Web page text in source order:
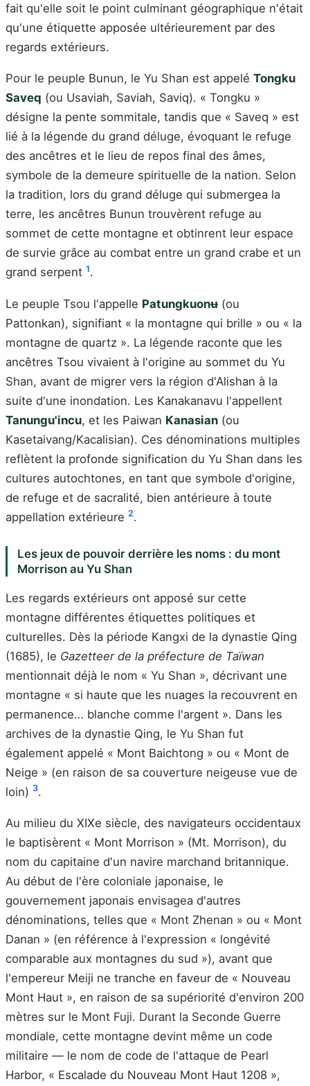
fait qu'elle soit le point culminant géographique n'était
qu'une étiquette apposée ultérieurement par des
regards extérieurs.
Pour le peuple Bunun, le Yu Shan est appelé Tongku
Saveq (ou Usaviah, Saviah, Saviq). « Tongku »
désigne la pente sommitale, tandis que « Saveq » est
lié à la légende du grand déluge, évoquant le refuge
des ancêtres et le lieu de repos final des âmes,
symbole de la demeure spirituelle de la nation. Selon
la tradition, lors du grand déluge qui submergea la
terre, les ancêtres Bunun trouvèrent refuge au
sommet de cette montagne et obtinrent leur espace
de survie grâce au combat entre un grand crabe et un
grand serpent 1.
Le peuple Tsou l'appelle Patungkuonʉ(ou
Pattonkan), signifiant « la montagne qui brille » ou « la
montagne de quartz ». La légende raconte que les
ancêtres Tsou vivaient à l'origine au sommet du Yu
Shan, avant de migrer vers la région d'Alishan à la
suite d'une inondation. Les Kanakanavu l'appellent
Tanungu'incu, et les Paiwan Kanasian (ou
Kasetaivang/Kacalisian). Ces dénominations multiples
reflètent la profonde signification du Yu Shan dans les
cultures autochtones, en tant que symbole d'origine,
de refuge et de sacralité, bien antérieure à toute
appellation extérieure 2.
Les jeux de pouvoir derrière les noms : du mont
Morrison au Yu Shan
Les regards extérieurs ont apposé sur cette
montagne différentes étiquettes politiques et
culturelles. Dès la période Kangxi de la dynastie Qing
(1685), le Gazetteer de la préfecture de Taïwan
mentionnait déjà le nom « Yu Shan », décrivant une
montagne « si haute que les nuages la recouvrent en
permanence… blanche comme l'argent ». Dans les
archives de la dynastie Qing, le Yu Shan fut
également appelé « Mont Baichtong » ou « Mont de
Neige » (en raison de sa couverture neigeuse vue de
loin) 3.
Au milieu du XIXe siècle, des navigateurs occidentaux
le baptisèrent « Mont Morrison » (Mt. Morrison), du
nom du capitaine d'un navire marchand britannique.
Au début de l'ère coloniale japonaise, le
gouvernement japonais envisagea d'autres
dénominations, telles que « Mont Zhenan » ou « Mont
Danan » (en référence à l'expression « longévité
comparable aux montagnes du sud »), avant que
l'empereur Meiji ne tranche en faveur de « Nouveau
Mont Haut », en raison de sa supériorité d'environ 200
mètres sur le Mont Fuji. Durant la Seconde Guerre
mondiale, cette montagne devint même un code
militaire — le nom de code de l'attaque de Pearl
Harbor, « Escalade du Nouveau Mont Haut 1208 »,